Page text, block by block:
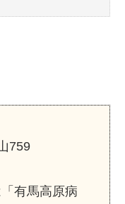
759
有馬高原病